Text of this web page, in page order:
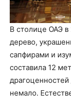
В столице ОАЭ в
дерево,
сапфирами и
составила 12
немало.